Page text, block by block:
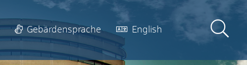
Gebärdensprache English